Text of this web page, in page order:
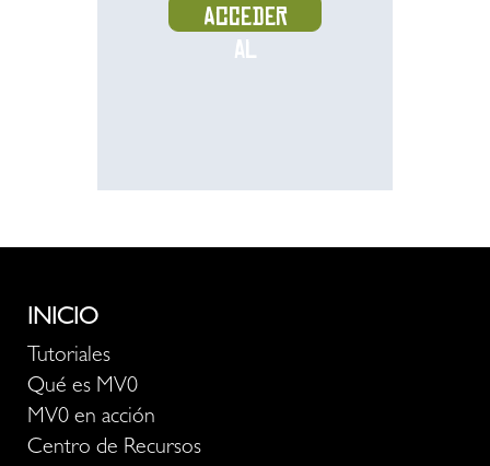
Acceder
al
INICIO
Tutoriales
Qué es MV0
MV0 en acción
Centro de Recursos